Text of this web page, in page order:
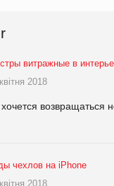
витражные в
2018
возвращаться
чехлов на iPhone
2018